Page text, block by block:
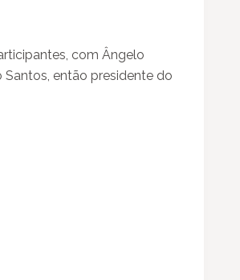
com Ângelo
Santos, então presidente do